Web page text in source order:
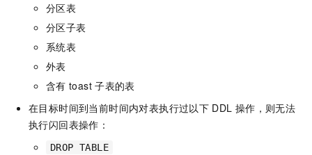
分区表
分区子表
系统表
外表
含有 toast 子表的表
在目标时间到当前时间内对表执行过以下 DDL 操作，则无法
执行闪回表操作：
DROP TABLE